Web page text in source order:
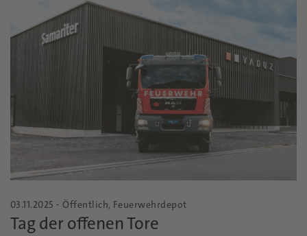
03.11.2025 - Öffentlich, Feuerwehrdepot
Tag der offenen Tore